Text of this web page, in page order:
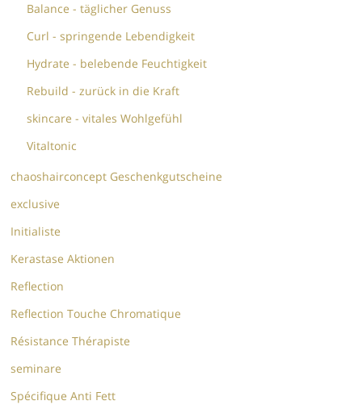
Balance - täglicher Genuss
Curl - springende Lebendigkeit
Hydrate - belebende Feuchtigkeit
Rebuild - zurück in die Kraft
skincare - vitales Wohlgefühl
Vitaltonic
chaoshairconcept Geschenkgutscheine
exclusive
Initialiste
Kerastase Aktionen
Reflection
Reflection Touche Chromatique
Résistance Thérapiste
seminare
Spécifique Anti Fett